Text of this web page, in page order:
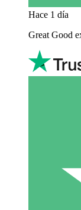
Hace 1 día
Great Good